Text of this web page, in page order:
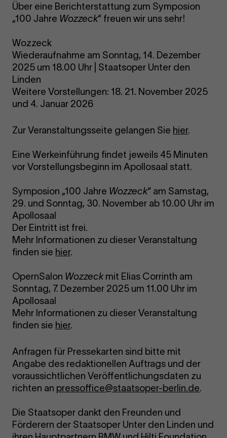
Über eine Berichterstattung zum Symposion
„100 Jahre Wozzeck“ freuen wir uns sehr!
Wozzeck
Wiederaufnahme am Sonntag, 14. Dezember
2025 um 18.00 Uhr | Staatsoper Unter den
Linden
Weitere Vorstellungen: 18. 21. November 2025
und 4. Januar 2026
Zur Veranstaltungsseite gelangen Sie hier.
Eine Werkeinführung findet jeweils 45 Minuten
vor Vorstellungsbeginn im Apollosaal statt.
Symposion „100 Jahre Wozzeck“ am Samstag,
29. und Sonntag, 30. November ab 10.00 Uhr im
Apollosaal
Der Eintritt ist frei.
Mehr Informationen zu dieser Veranstaltung
finden sie hier.
OpernSalon Wozzeckmit Elias Corrinth am
Sonntag, 7. Dezember 2025 um 11.00 Uhr im
Apollosaal
Mehr Informationen zu dieser Veranstaltung
finden sie hier.
Anfragen für Pressekarten sind bitte mit
Angabe des redaktionellen Auftrags und der
voraussichtlichen Veröffentlichungsdaten zu
richten an pressoffice@staatsoper-berlin.de.
Die Staatsoper dankt den Freunden und
Förderern der Staatsoper Unter den Linden und